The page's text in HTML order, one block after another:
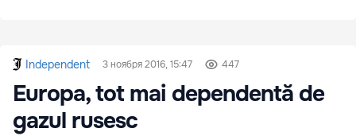
Independent 3 ноября 2016, 15:47 447
Europa, tot mai dependentă de
gazul rusesc